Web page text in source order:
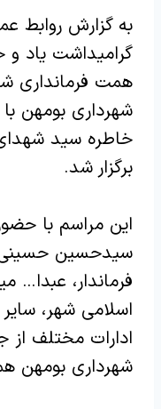
به گزارش روابط
گرامیداشت یاد
همت فرمانداری
شهرداری بومهن
خاطره سید
برگزار شد.
این مراسم با
سیدحسین حسینی
فرماندار، عبدا…
اسلامی شهر،
ادارات مختلف از
شهرداری بومهن